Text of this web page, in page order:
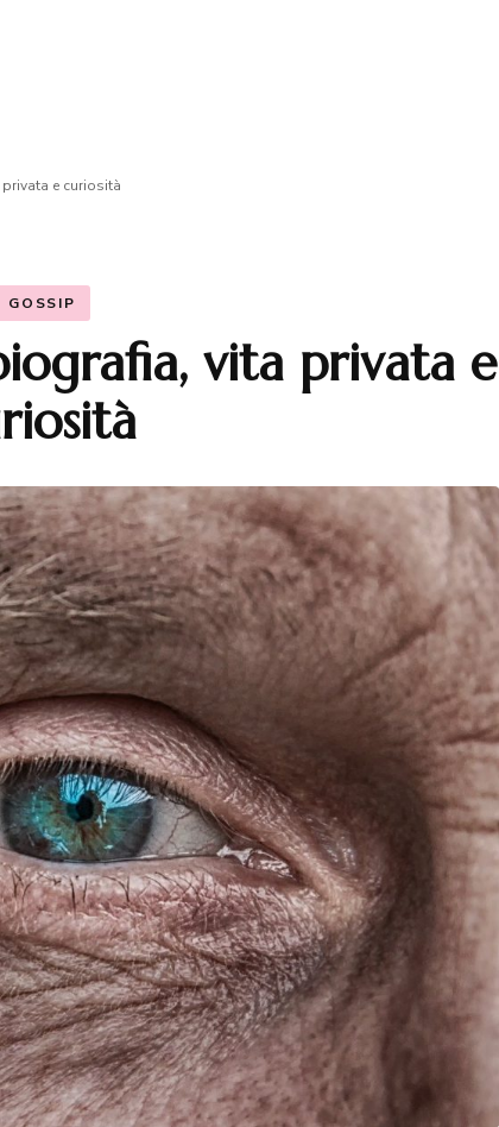
e curiosità
GOSSIP
vita privata e